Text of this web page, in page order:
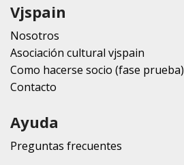
Vjspain
Nosotros
Asociación cultural vjspain
Como hacerse socio (fase prueba)
Contacto
Ayuda
Preguntas frecuentes